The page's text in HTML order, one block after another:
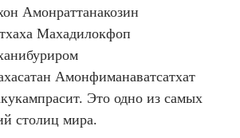
Амонраттанакозин
Махадилокфоп
Амонфиманаватсатхат
Это одно из самых
столиц мира.